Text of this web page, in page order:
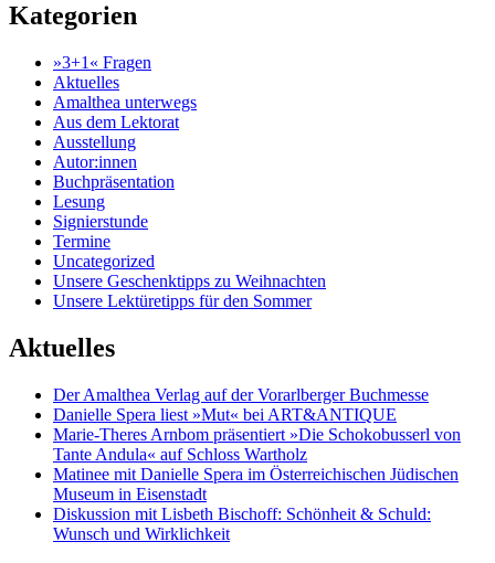
Kategorien
»3+1« Fragen
Aktuelles
Amalthea unterwegs
Aus dem Lektorat
Ausstellung
Autor:innen
Buchpräsentation
Lesung
Signierstunde
Termine
Uncategorized
Unsere Geschenktipps zu Weihnachten
Unsere Lektüretipps für den Sommer
Aktuelles
Der Amalthea Verlag auf der Vorarlberger Buchmesse
Danielle Spera liest »Mut« bei ART&ANTIQUE
Marie-Theres Arnbom präsentiert »Die Schokobusserl von
Tante Andula« auf Schloss Wartholz
Matinee mit Danielle Spera im Österreichischen Jüdischen
Museum in Eisenstadt
Diskussion mit Lisbeth Bischoff: Schönheit & Schuld:
Wunsch und Wirklichkeit